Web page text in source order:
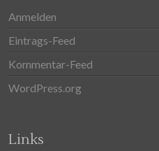
Anmelden
Eintrags-Feed
Kommentar-Feed
WordPress.org
Links